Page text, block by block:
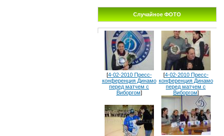
Случайное ФОТО
[4-02-2010 Пресс-
конференция Динамо
перед матчем с
Виборгом]
[4-02-2010 Пресс-
конференция Динамо
перед матчем с
Виборгом]